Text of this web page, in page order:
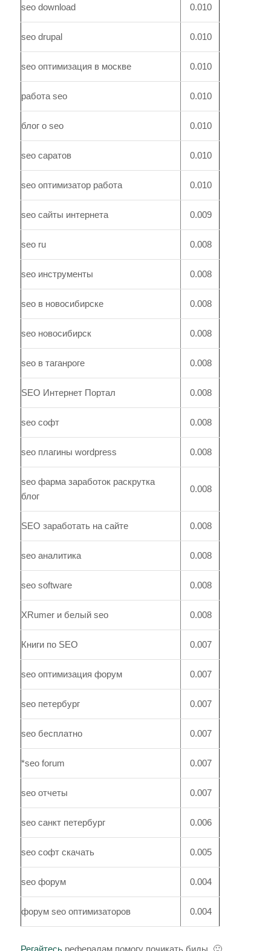
seo download 0.010
seo drupal 0.010
seo оптимизация в москве 0.010
работа seo 0.010
блог о seo 0.010
seo саратов 0.010
seo оптимизатор работа 0.010
seo сайты интернета 0.009
seo ru 0.008
seo инструменты 0.008
seo в новосибирске 0.008
seo новосибирск 0.008
seo в таганроге 0.008
SEO Интернет Портал 0.008
seo софт 0.008
seo плагины wordpress 0.008
seo фарма заработок раскрутка
блог
0.008
SEO заработать на сайте 0.008
seo аналитика 0.008
seo software 0.008
XRumer и белый seo 0.008
Книги по SEO 0.007
seo оптимизация форум 0.007
seo петербург 0.007
seo бесплатно 0.007
*seo forum 0.007
seo отчеты 0.007
seo санкт петербург 0.006
seo софт скачать 0.005
seo форум 0.004
форум seo оптимизаторов 0.004
Регайтесьрефералам помогу почикать биды. 🙂